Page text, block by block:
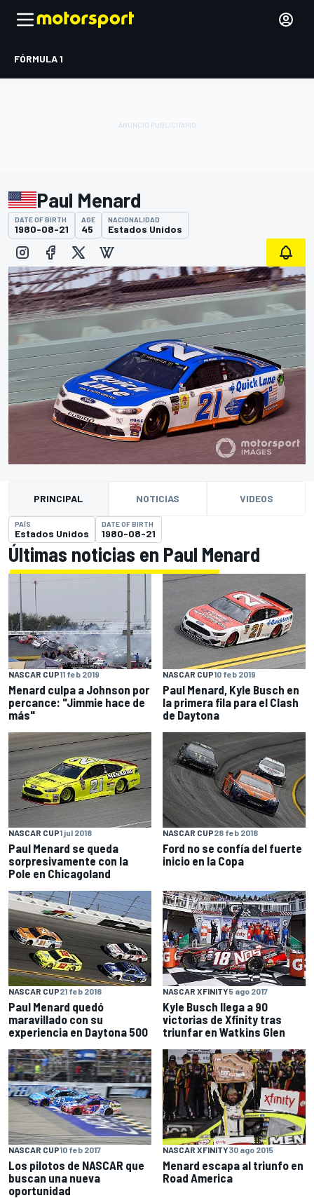
FÓRMULA 1
Paul Menard
DATE OF BIRTH
1980-08-21
AGE
45
NACIONALIDAD
Estados Unidos
PRINCIPAL NOTICIAS VIDEOS
PAÍS
Estados Unidos
DATE OF BIRTH
1980-08-21
Últimas noticias en Paul Menard
NASCAR CUP11 feb 2019
Menard culpa a Johnson por
percance: "Jimmie hace de
más"
NASCAR CUP10 feb 2019
Paul Menard, Kyle Busch en
la primera fila para el Clash
de Daytona
NASCAR CUP1 jul 2018
Paul Menard se queda
sorpresivamente con la
Pole en Chicagoland
NASCAR CUP28 feb 2018
Ford no se confía del fuerte
inicio en la Copa
NASCAR CUP21 feb 2018
Paul Menard quedó
maravillado con su
experiencia en Daytona 500
NASCAR XFINITY5 ago 2017
Kyle Busch llega a 90
victorias de Xfinity tras
triunfar en Watkins Glen
NASCAR CUP10 feb 2017
Los pilotos de NASCAR que
buscan una nueva
oportunidad
NASCAR XFINITY30 ago 2015
Menard escapa al triunfo en
Road America